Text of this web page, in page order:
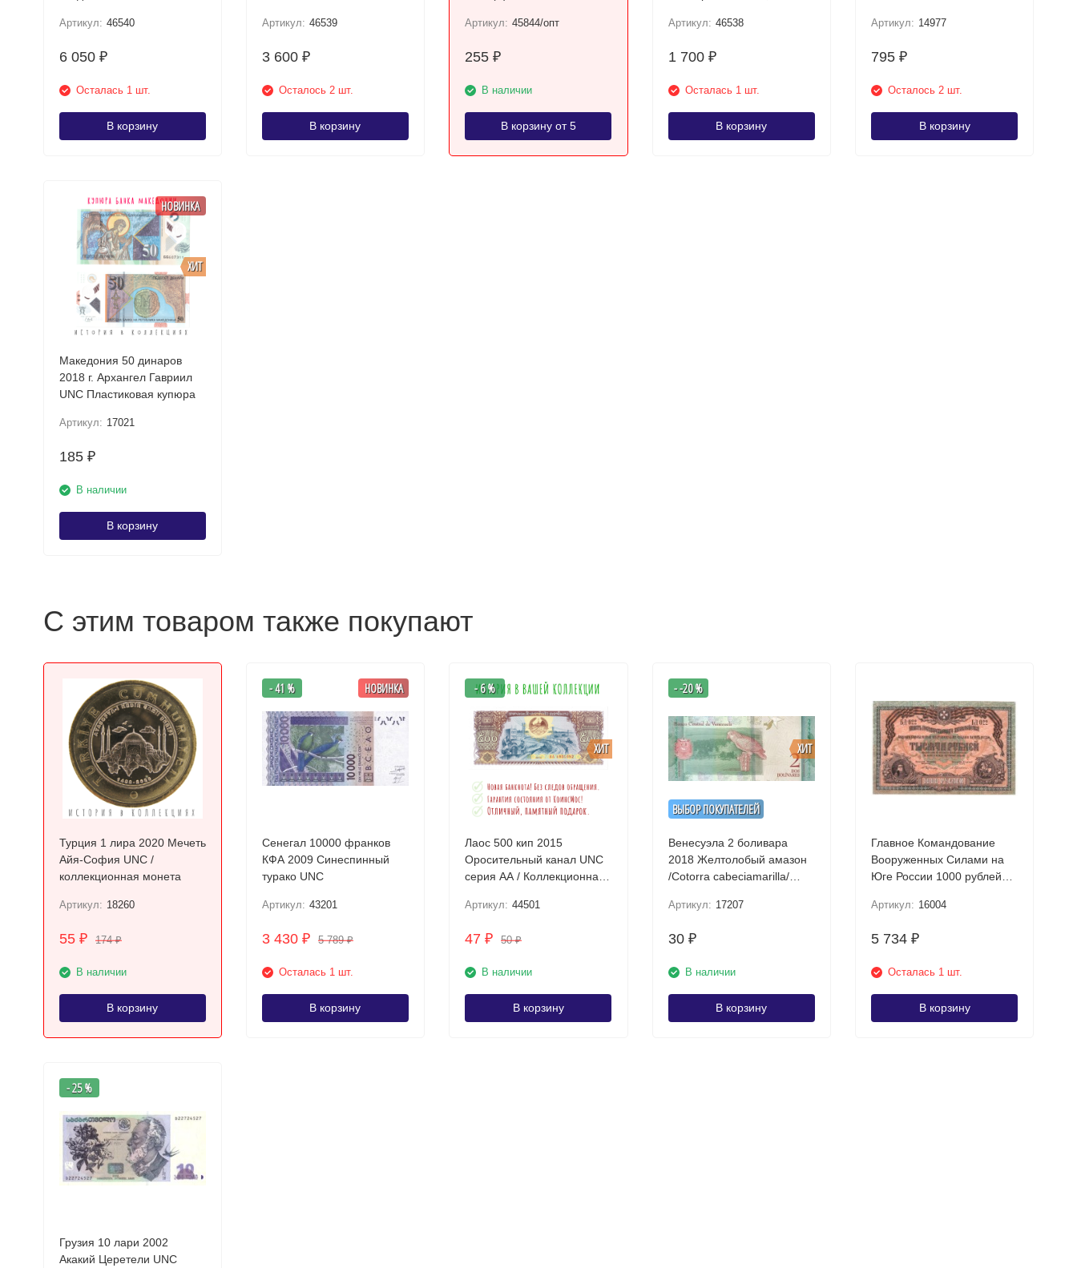
Артикул: 46540
6 050 ₽
Осталась 1 шт.
В корзину
Артикул: 46539
3 600 ₽
Осталось 2 шт.
В корзину
Артикул: 45844/опт
255₽
В наличии
В корзину от 5
Артикул: 46538
1 700 ₽
Осталась 1 шт.
В корзину
Артикул: 14977
795₽
Осталось 2 шт.
В корзину
ХИТ
НОВИНКА
Македония 50 динаров
2018 г. Архангел Гавриил
UNC Пластиковая купюра
Артикул: 17021
185 ₽
В наличии
В корзину
С этим товаром также покупают
Турция 1 лира 2020 Мечеть
Айя-София UNC /
коллекционная монета
Артикул: 18260
55 ₽ 174₽
В наличии
В корзину
- 41 % НОВИНКА
Сенегал 10000 франков
КФА 2009 Синеспинный
турако UNC
Артикул: 43201
3 430 ₽ 5 789₽
Осталась 1 шт.
В корзину
ХИТ
- 6 %
Лаос 500 кип 2015
Оросительный канал UNC
серия АА / Коллекционная
Артикул: 44501
47₽ 50₽
В наличии
В корзину
ВЫБОР ПОКУПАТЕЛЕЙ
ХИТ
- -20 %
Венесуэла 2 боливара
2018 Желтолобый амазон
/Cotorra cabeciamarilla/
Артикул: 17207
30 ₽
В наличии
В корзину
Главное Командование
Вооруженных Силами на
Юге России 1000 рублей
Артикул: 16004
5 734₽
Осталась 1 шт.
В корзину
- 25 %
Грузия 10 лари 2002
Акакий Церетели UNC